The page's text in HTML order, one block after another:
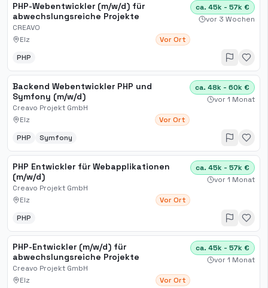
PHP-Webentwickler (m/w/d) für
abwechslungsreiche Projekte
CREAVO
Elz
Vor Ort
ca. 45k - 57k €
vor 3 Wochen
PHP
Backend Webentwickler PHP und
Symfony (m/w/d)
Creavo Projekt GmbH
Elz
Vor Ort
ca. 48k - 60k €
vor 1 Monat
PHP Symfony
PHP Entwickler für Webapplikationen
(m/w/d)
Creavo Projekt GmbH
Elz
Vor Ort
ca. 45k - 57k €
vor 1 Monat
PHP
PHP-Entwickler (m/w/d) für
abwechslungsreiche Projekte
Creavo Projekt GmbH
Elz
Vor Ort
ca. 45k - 57k €
vor 1 Monat